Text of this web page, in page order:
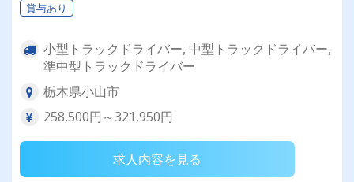
賞与あり
小型トラックドライバー, 中型トラックドライバー,
準中型トラックドライバー
栃木県小山市
258,500円～321,950円
求人内容を見る